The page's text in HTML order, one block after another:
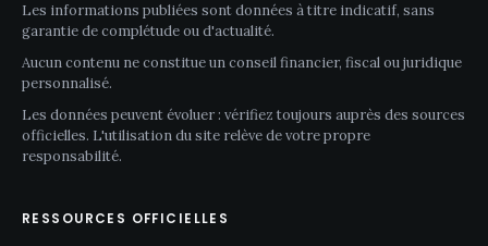
Les informations publiées sont données à titre indicatif, sans
garantie de complétude ou d'actualité.
Aucun contenu ne constitue un conseil financier, fiscal ou juridique
personnalisé.
Les données peuvent évoluer : vérifiez toujours auprès des sources
officielles. L'utilisation du site relève de votre propre
responsabilité.
RESSOURCES OFFICIELLES